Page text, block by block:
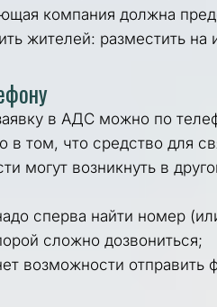
компания должна
жителей: разместить на
в АДС можно по
в том, что средство для
могут возникнуть в
сперва найти номер
сложно дозвониться;
возможности отправить